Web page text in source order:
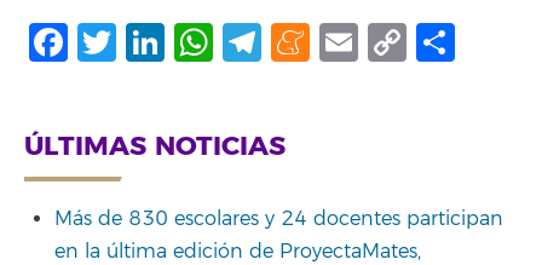
Facebook
Twitter
LinkedIn
WhatsApp
Telegram
Meneame
Email
Copy
ÚLTIMAS NOTICIAS
Más de 830 escolares y 24 docentes participan
en la última edición de ProyectaMates,